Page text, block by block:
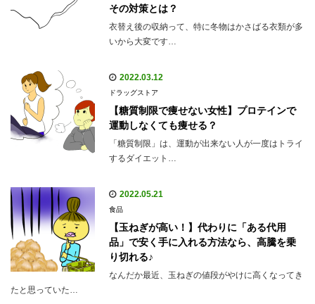
その対策とは？
衣替え後の収納って、特に冬物はかさばる衣類が多
いから大変です…
2022.03.12
ドラッグストア
【糖質制限で痩せない女性】プロテインで
運動しなくても痩せる？
「糖質制限」は、運動が出来ない人が一度はトライ
するダイエット…
2022.05.21
食品
【玉ねぎが高い！】代わりに「ある代用
品」で安く手に入れる方法なら、高騰を乗
り切れる♪
なんだか最近、玉ねぎの値段がやけに高くなってき
たと思っていた…